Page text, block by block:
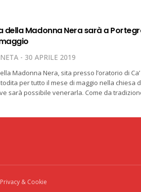
della Madonna Nera sarà a
30 APRILE 2019
Madonna Nera, sita presso l’oratorio di
per tutto il mese di maggio nella chiesa
sarà possibile venerarla. Come da
Privacy & Cookie